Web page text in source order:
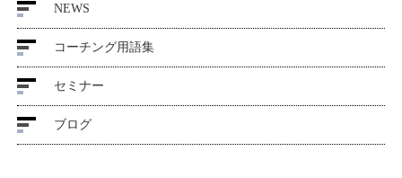
NEWS
コーチング用語集
セミナー
ブログ